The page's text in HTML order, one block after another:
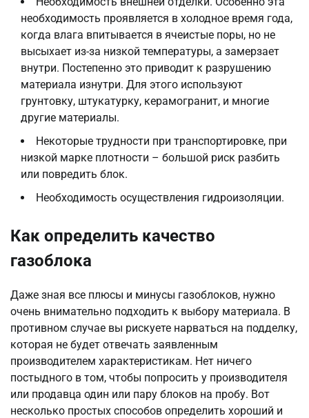
необходимость проявляется в холодное время года,
когда влага впитывается в ячеистые поры, но не
высыхает из-за низкой температуры, а замерзает
внутри. Постепенно это приводит к разрушению
материала изнутри. Для этого используют
грунтовку, штукатурку, керамогранит, и многие
другие материалы.
Некоторые трудности при транспортировке, при
низкой марке плотности – большой риск разбить
или повредить блок.
Необходимость осуществления гидроизоляции.
Как определить качество
газоблока
Даже зная все плюсы и минусы газоблоков, нужно
очень внимательно подходить к выбору материала. В
противном случае вы рискуете нарваться на подделку,
которая не будет отвечать заявленным
производителем характеристикам. Нет ничего
постыдного в том, чтобы попросить у производителя
или продавца один или пару блоков на пробу. Вот
несколько простых способов определить хороший и